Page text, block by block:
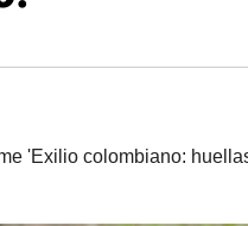
'Exilio colombiano: